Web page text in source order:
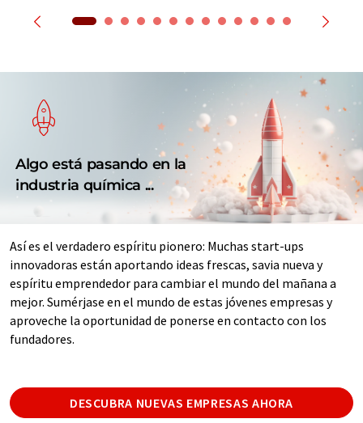
Algo está pasando en la
industria química ...
Así es el verdadero espíritu pionero: Muchas start-ups
innovadoras están aportando ideas frescas, savia nueva y
espíritu emprendedor para cambiar el mundo del mañana a
mejor. Sumérjase en el mundo de estas jóvenes empresas y
aproveche la oportunidad de ponerse en contacto con los
fundadores.
DESCUBRA NUEVAS EMPRESAS AHORA